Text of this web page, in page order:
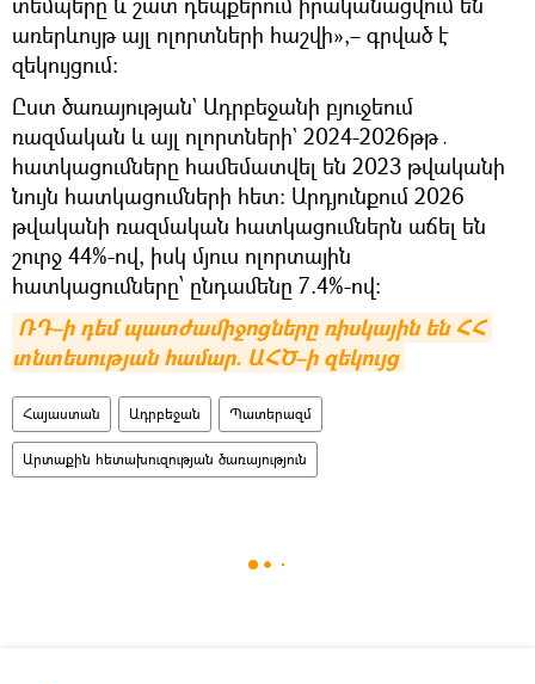
առերևույթ այլ ոլորտների հաշվի»,– գրված է
զեկույցում։
Ըստ ծառայության` Ադրբեջանի բյուջեում
ռազմական և այլ ոլորտների` 2024-2026թթ․
հատկացումները համեմատվել են 2023 թվականի
նույն հատկացումների հետ։ Արդյունքում 2026
թվականի ռազմական հատկացումներն աճել են
շուրջ 44%-ով, իսկ մյուս ոլորտային
հատկացումները՝ ընդամենը 7.4%-ով։
ՌԴ–ի դեմ պատժամիջոցները ռիսկային են ՀՀ
տնտեսության համար. ԱՀԾ–ի զեկույց
Հայաստան Ադրբեջան Պատերազմ
Արտաքին հետախուզության ծառայություն